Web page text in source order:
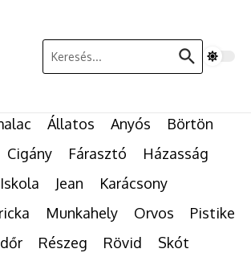
Keresés:
Állatos Anyós
Börtön
Cigány Fárasztó
Házasság
Iskola Jean
Karácsony
Munkahely Orvos
Pistike
Részeg Rövid
Skót